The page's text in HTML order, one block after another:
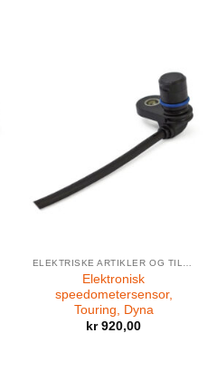
ELEKTRISKE ARTIKLER OG TILBEHØR
Elektronisk
speedometersensor,
Touring, Dyna
kr920,00